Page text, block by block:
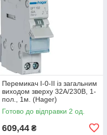
Перемикач I-0-II із загальним
виходом зверху 32А/230В, 1-
пол., 1м. (Hager)
Готово до відправки 2 од.
609,44 ₴